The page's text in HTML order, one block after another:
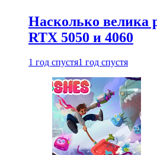
Насколько велика
RTX 5050 и 4060
1 год спустя1 год спустя